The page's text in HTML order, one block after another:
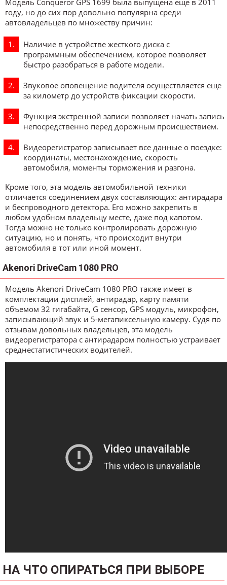
Модель Conqueror GPS 1699 была выпущена еще в 2011
году, но до сих пор довольно популярна среди
автовладельцев по множеству причин:
Наличие в устройстве жесткого диска с
программным обеспечением, которое позволяет
быстро разобраться в работе модели.
Звуковое оповещение водителя осуществляется еще
за километр до устройств фиксации скорости.
Функция экстренной записи позволяет начать запись
непосредственно перед дорожным происшествием.
Видеорегистратор записывает все данные о поездке:
координаты, местонахождение, скорость
автомобиля, моменты торможения и разгона.
Кроме того, эта модель автомобильной техники
отличается соединением двух составляющих: антирадара
и беспроводного детектора. Его можно закрепить в
любом удобном владельцу месте, даже под капотом.
Тогда можно не только контролировать дорожную
ситуацию, но и понять, что происходит внутри
автомобиля в тот или иной момент.
Akenori DriveCam 1080 PRO
Модель Akenori DriveCam 1080 PRO также имеет в
комплектации дисплей, антирадар, карту памяти
объемом 32 гигабайта, G сенсор, GPS модуль, микрофон,
записывающий звук и 5-мегапиксельную камеру. Судя по
отзывам довольных владельцев, эта модель
видеорегистратора с антирадаром полностью устраивает
среднестатистических водителей.
НА ЧТО ОПИРАТЬСЯ ПРИ ВЫБОРЕ